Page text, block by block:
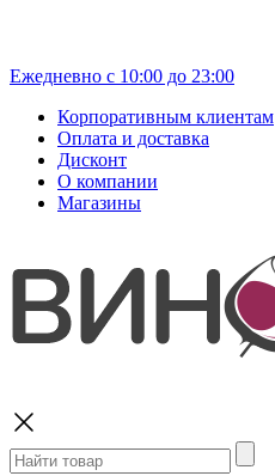
Ежедневно с 10:00 до 23:00
Корпоративным клиентам
Оплата и доставка
Дисконт
О компании
Магазины